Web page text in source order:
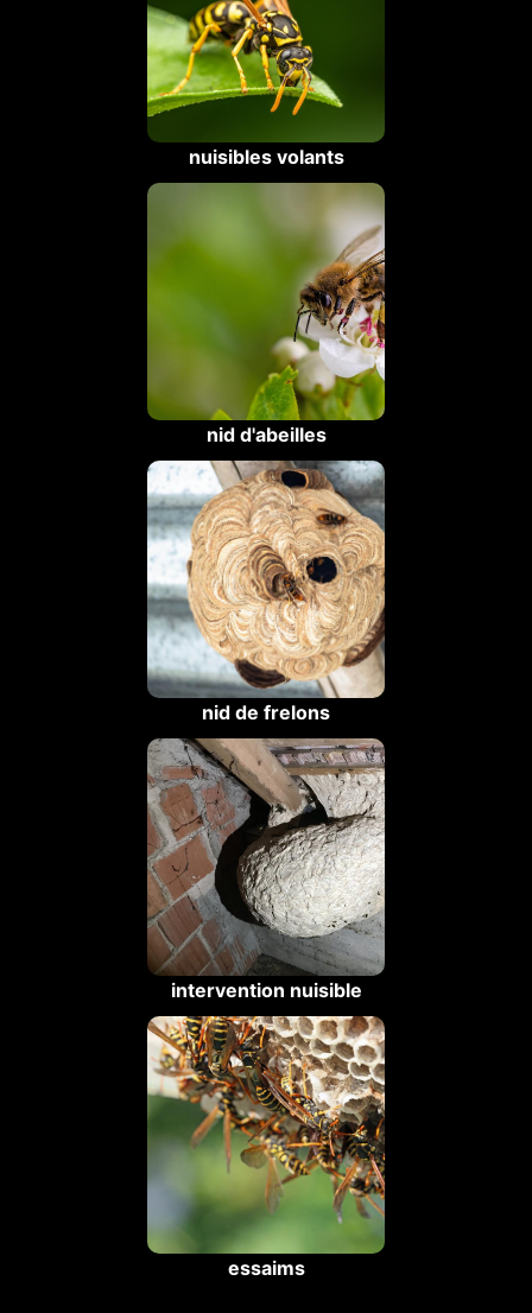
nuisibles volants
nid d'abeilles
nid de frelons
intervention nuisible
essaims